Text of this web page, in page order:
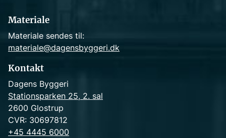
Materiale
Materiale sendes til:
materiale@dagensbyggeri.dk
Kontakt
Dagens Byggeri
Stationsparken 25, 2. sal
2600 Glostrup
CVR: 30697812
+45 4445 6000